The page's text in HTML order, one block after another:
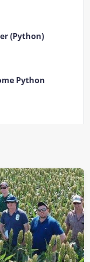
(Python)
Python